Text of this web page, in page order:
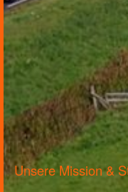
Unsere Mission &